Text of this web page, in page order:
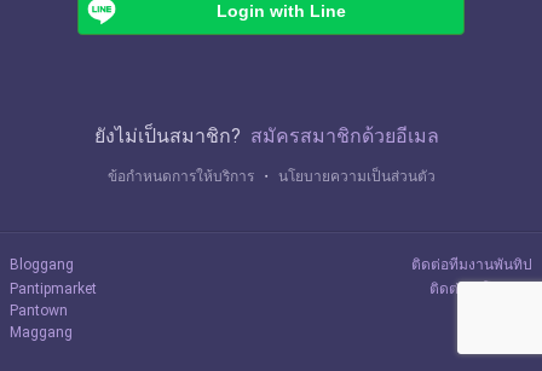
Login with Line
ยังไม่เป็นสมาชิก? สมัครสมาชิกด้วยอีเมล
ข้อกำหนดการให้บริการ ・ นโยบายความเป็นส่วนตัว
Bloggang
Pantipmarket
Pantown
Maggang
ติดต่อทีมงานพันทิป
ติดต่อลงโฆษณา